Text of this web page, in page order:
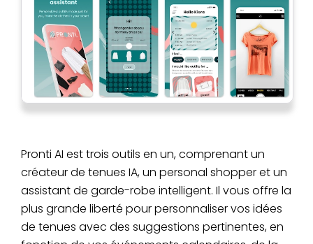
Pronti AI est trois outils en un, comprenant un
créateur de tenues IA, un personal shopper et un
assistant de garde-robe intelligent. Il vous offre la
plus grande liberté pour personnaliser vos idées
de tenues avec des suggestions pertinentes, en